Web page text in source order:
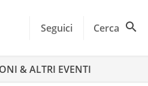
Seguici Cerca
& ALTRI EVENTI